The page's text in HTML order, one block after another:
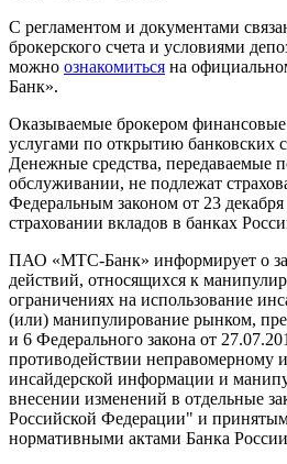
С регламентом и документами
брокерского счета и условиями
можно ознакомиться на
Банк».
Оказываемые брокером финансовые
услугами по открытию банковских
Денежные средства, передаваемые
обслуживании, не подлежат
Федеральным законом от 23
страховании вкладов в банках
ПАО «МТС-Банк» информирует о
действий, относящихся к
ограничениях на использование
(или) манипулирование рынком,
и 6 Федерального закона от
противодействии неправомерному
инсайдерской информации и
внесении изменений в отдельные
Российской Федерации" и
нормативными актами Банка